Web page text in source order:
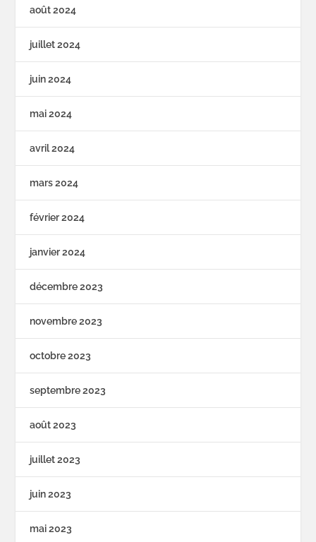
août 2024
juillet 2024
juin 2024
mai 2024
avril 2024
mars 2024
février 2024
janvier 2024
décembre 2023
novembre 2023
octobre 2023
septembre 2023
août 2023
juillet 2023
juin 2023
mai 2023